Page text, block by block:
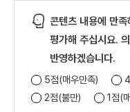
다. 개인정보의 보유 및 이
- 수집되는 개인정보는 원
있는 경우에는 해당 법령에
보관합니다.
콘텐츠 내용에 만
평가해 주십시요.
반영하겠습니다.
5점(매우만족)
2점(불만)
1점(